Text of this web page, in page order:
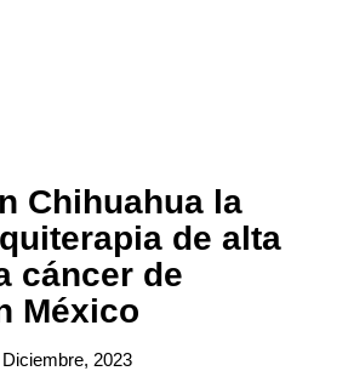
Chihuahua la
de alta
cáncer de
México
Diciembre, 2023